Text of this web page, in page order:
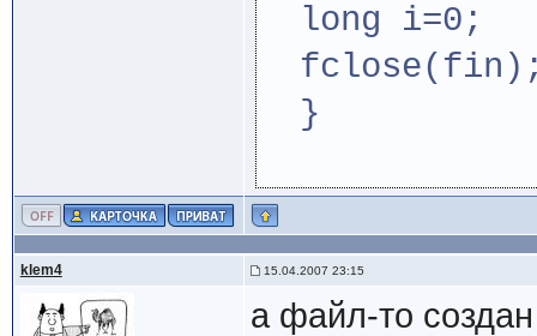
long i=0;
}
klem4 15.04.2007 23:15
а файл-то